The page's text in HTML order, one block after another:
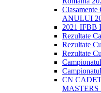
ANULUI
2021 IFBB
Rezultate
Rezultate
Rezultate
CN
MASTERS